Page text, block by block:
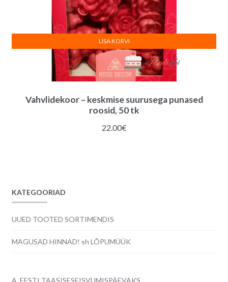
Vahvlidekoor – keskmise suurusega punased
roosid, 50 tk
22.00€
LISA KORVI
KATEGOORIAD
UUED TOOTED SORTIMENDIS
MAGUSAD HINNAD! sh LÕPUMÜÜK
A. EESTI TAASISESEISVUMISPÄEVAKS